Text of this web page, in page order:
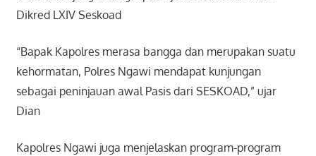
Dikred LXIV Seskoad
“Bapak Kapolres merasa bangga dan merupakan suatu
kehormatan, Polres Ngawi mendapat kunjungan
sebagai peninjauan awal Pasis dari SESKOAD,” ujar
Dian
Kapolres Ngawi juga menjelaskan program-program